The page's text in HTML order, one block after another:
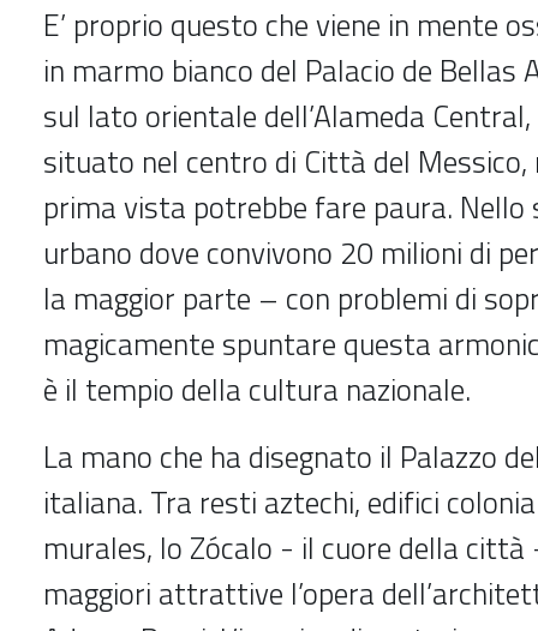
E’ proprio questo che viene in mente
in marmo bianco del Palacio de Bellas
sul lato orientale dell’Alameda
situato nel centro di Città del
prima vista potrebbe fare paura.
urbano dove convivono 20 milioni di
la maggior parte – con problemi di
magicamente spuntare questa
è il tempio della cultura nazionale.
La mano che ha disegnato il Palazzo
italiana. Tra resti aztechi, edifici
murales, lo Zócalo - il cuore della
maggiori attrattive l’opera